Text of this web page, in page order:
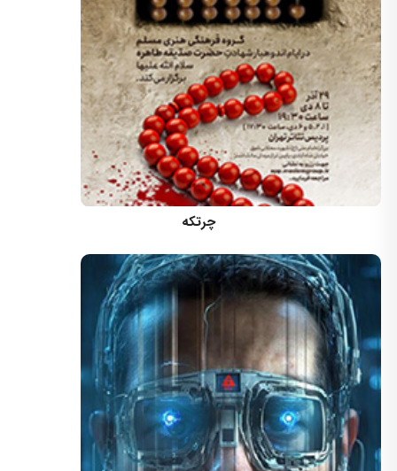
کارگردان: مسعود اسماعیلی
چرتکه